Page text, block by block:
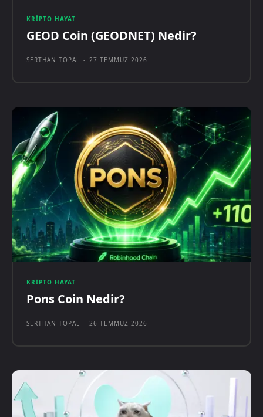
KRIPTO HAYAT
GEOD Coin (GEODNET) Nedir?
SERTHAN TOPAL - 27 TEMMUZ 2026
KRIPTO HAYAT
Pons Coin Nedir?
SERTHAN TOPAL - 26 TEMMUZ 2026